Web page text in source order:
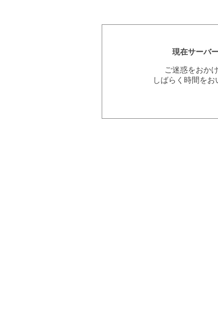
現在サーバ
ご迷惑をおか
しばらく時間を